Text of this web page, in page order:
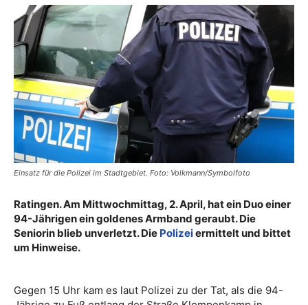
Einsatz für die Polizei im Stadtgebiet. Foto: Volkmann/Symbolfoto
Ratingen. Am Mittwochmittag, 2. April, hat ein Duo einer
94-Jährigen ein goldenes Armband geraubt. Die
Seniorin blieb unverletzt. Die Polizeiermittelt und bittet
um Hinweise.
Gegen 15 Uhr kam es laut Polizei zu der Tat, als die 94-